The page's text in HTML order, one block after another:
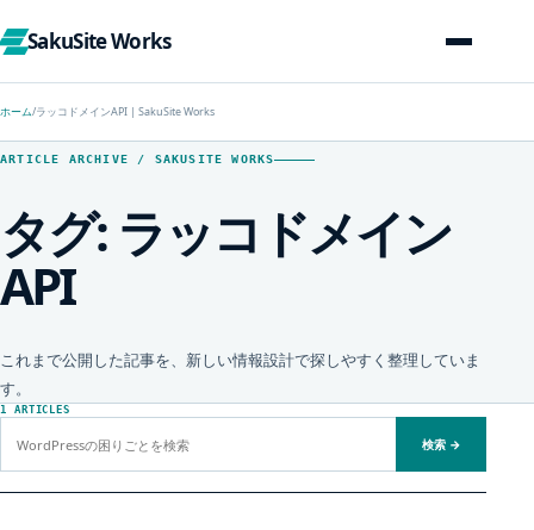
SakuSite Works
ホーム/ラッコドメインAPI | SakuSite Works
ARTICLE ARCHIVE / SAKUSITE WORKS
タグ: ラッコドメイン
API
これまで公開した記事を、新しい情報設計で探しやすく整理していま
す。
1 ARTICLES
検索 →